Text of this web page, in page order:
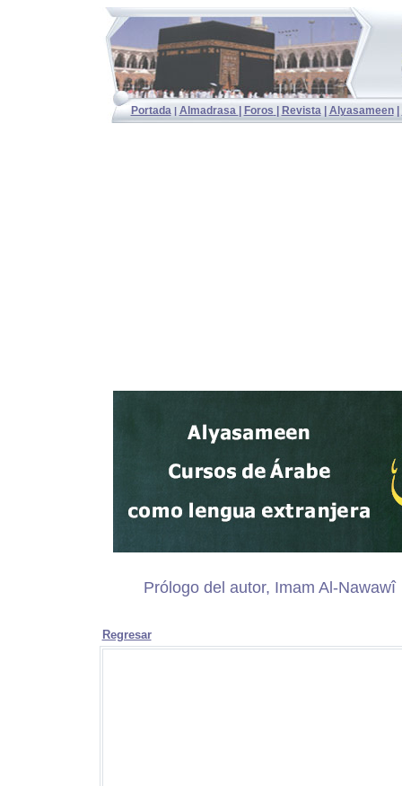
Portada | Almadrasa Foros Revista Alyasameen|
Prólogo del autor, Imam Al-Nawawî
Regresar